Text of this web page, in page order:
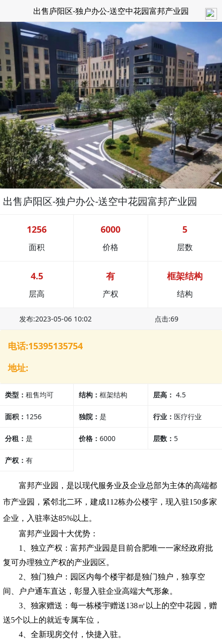
出售庐阳区-独户办公-送空中花园富邦产业园
出售庐阳区-独户办公-送空中花园富邦产业园
1256
面积
6000
价格
5
层数
4.5
层高
有
产权
框架结构
结构
发布:2023-05-06 10:02 点击:69
电话:15395135754
地址:
类型： 租售均可 结构：框架结构 层高： 4.5
面积： 1256 独院：是 行业： 医疗行业
分租： 是 价格：6000 层数： 5
产权： 有
富邦产业园，是以现代服务业及企业总部为主体的高端都
市产业园，紧邻北二环，建成112栋办公楼宇，现入驻150多家
企业，入驻率达85%以上。
富邦产业园十大优势：
1
、独立产权：富邦产业园是目前合肥唯一一家经政府批
复可办理独立产权的产业园区。
2 、独门独户：园区内每个楼宇都是独门独户，独享空
间、户户通车直达，彰显入驻企业高端大气形象。
3 、独家赠送：每一栋楼宇赠送138㎡以上的空中花园，赠
送5个以上的就近专属车位，
4 、全新现房交付，快捷入驻。